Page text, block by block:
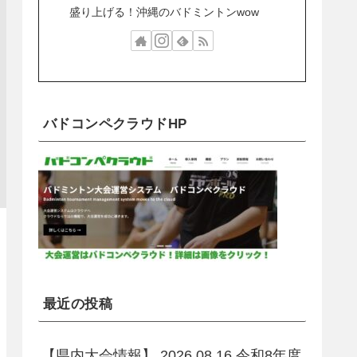
盛り上げる！沖縄のバドミントンwow
バドコンペクラウドHP
最近の投稿